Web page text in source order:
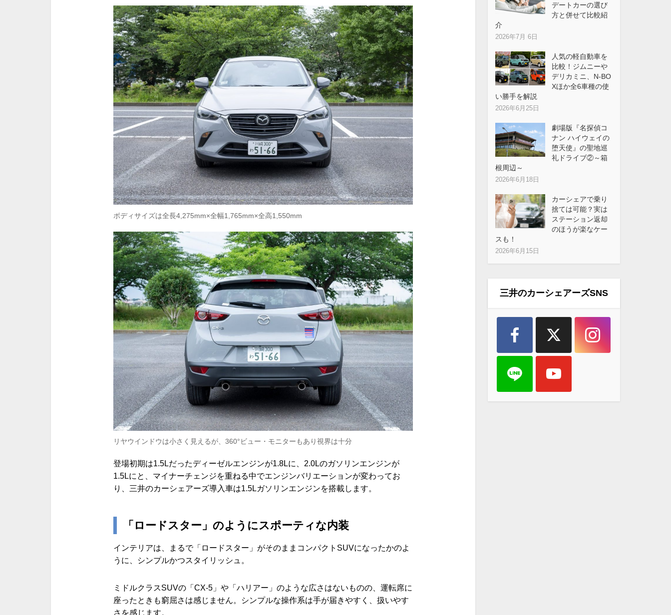
ボディサイズは全長4,275mm×全幅1,765mm×全高1,550mm
リヤウインドウは小さく見えるが、360°ビュー・モニターもあり視界は十分
登場初期は1.5Lだったディーゼルエンジンが1.8Lに、2.0Lのガソリンエンジンが
1.5Lにと、マイナーチェンジを重ねる中でエンジンバリエーションが変わってお
り、三井のカーシェアーズ導入車は1.5Lガソリンエンジンを搭載します。
「ロードスター」のようにスポーティな内装
インテリアは、まるで「ロードスター」がそのままコンパクトSUVになったかのよ
うに、シンプルかつスタイリッシュ。
ミドルクラスSUVの「CX-5」や「ハリアー」のような広さはないものの、運転席に
座ったときも窮屈さは感じません。シンプルな操作系は手が届きやすく、扱いやす
さを感じます。
デートカーの選び
方と併せて比較紹
介
2026年7月 6日
人気の軽自動車を
比較！ジムニーや
デリカミニ、N-BO
Xほか全6車種の使
い勝手を解説
2026年6月25日
劇場版『名探偵コ
ナン ハイウェイの
堕天使』の聖地巡
礼ドライブ②～箱
根周辺～
2026年6月18日
カーシェアで乗り
捨ては可能？実は
ステーション返却
のほうが楽なケー
スも！
2026年6月15日
三井のカーシェアーズSNS